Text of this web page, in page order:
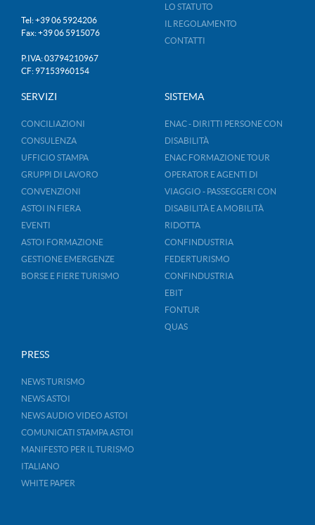
Tel: +39 06 5924206
Fax: +39 06 5915076
P.IVA: 03794210967
CF: 97153960154
LO STATUTO
IL REGOLAMENTO
CONTATTI
SERVIZI
CONCILIAZIONI
CONSULENZA
UFFICIO STAMPA
GRUPPI DI LAVORO
CONVENZIONI
ASTOI IN FIERA
EVENTI
ASTOI FORMAZIONE
GESTIONE EMERGENZE
BORSE E FIERE TURISMO
SISTEMA
ENAC - DIRITTI PERSONE CON
DISABILITÀ
ENAC FORMAZIONE TOUR
OPERATOR E AGENTI DI
VIAGGIO - PASSEGGERI CON
DISABILITÀ E A MOBILITÀ
RIDOTTA
CONFINDUSTRIA
FEDERTURISMO
CONFINDUSTRIA
EBIT
FONTUR
QUAS
PRESS
NEWS TURISMO
NEWS ASTOI
NEWS AUDIO VIDEO ASTOI
COMUNICATI STAMPA ASTOI
MANIFESTO PER IL TURISMO
ITALIANO
WHITE PAPER